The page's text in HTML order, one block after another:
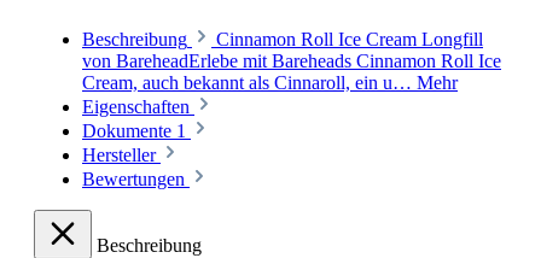
Beschreibung
Cinnamon Roll Ice Cream Longfill
von BareheadErlebe mit Bareheads Cinnamon Roll Ice
Cream, auch bekannt als Cinnaroll, ein u… Mehr
Eigenschaften
Dokumente 1
Hersteller
Bewertungen
Beschreibung